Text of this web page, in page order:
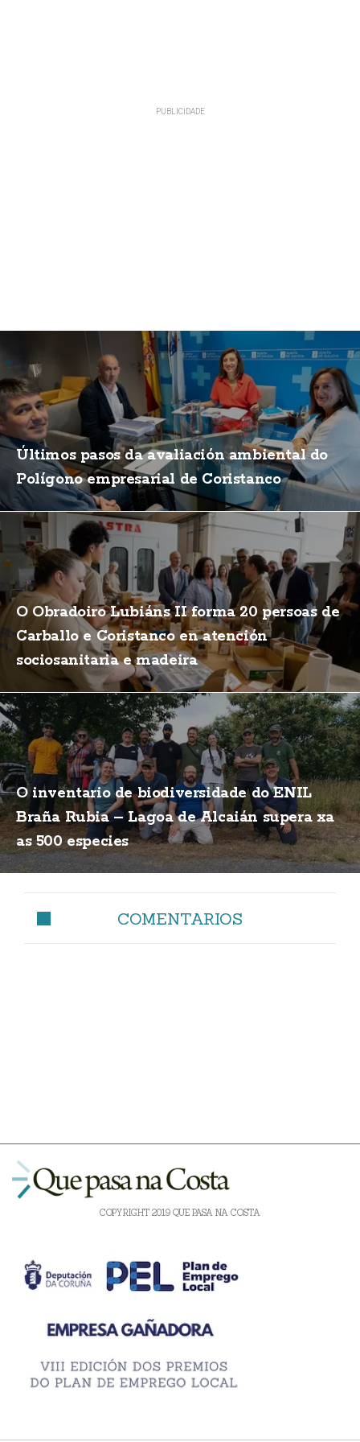
Últimos pasos da avaliación ambiental do
Polígono empresarial de Coristanco
O Obradoiro Lubiáns II forma 20 persoas de
Carballo e Coristanco en atención
sociosanitaria e madeira
O inventario de biodiversidade do ENIL
Braña Rubia – Lagoa de Alcaián supera xa
as 500 especies
COMENTARIOS
COPYRIGHT 2019 QUE PASA NA COSTA